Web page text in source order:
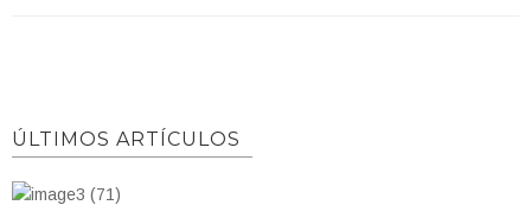
ÚLTIMOS ARTÍCULOS